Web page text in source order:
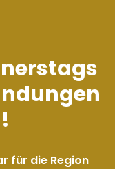
für die Region